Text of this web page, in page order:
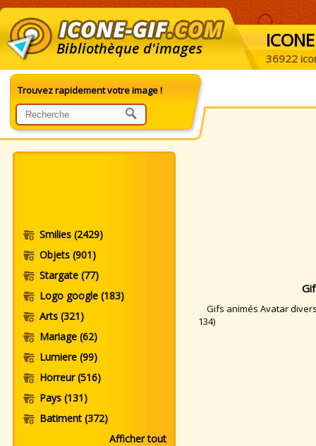
Bibliothèque d'images ICONE
36922
Trouvez rapidement votre image !
Smilies (2429)
Objets (901)
Stargate (77)
Logo google (183)
Arts (321)
Mariage (62)
Lumiere (99)
Horreur(516)
Pays (131)
Batiment (372)
Afficher tout
Gifs animés Avatar
134)